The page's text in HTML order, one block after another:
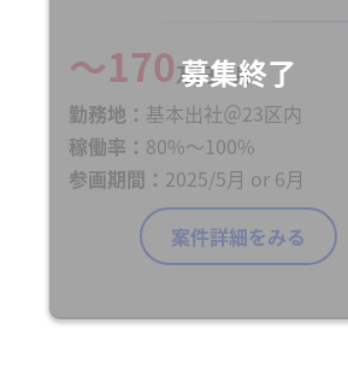
〜170万円／月
勤務地
基本出社＠23区内
稼働率
80%〜100%
参画期間
2025/5月 or 6月
案件詳細をみる